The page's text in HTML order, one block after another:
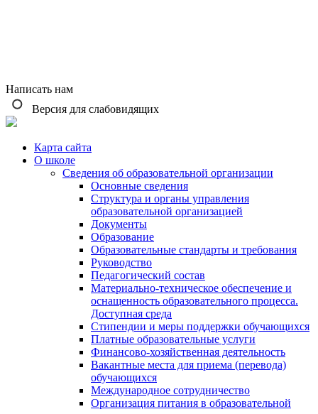
Написать нам
Версия для слабовидящих
Карта сайта
О школе
Сведения об образовательной организации
Основные сведения
Структура и органы управления
образовательной организацией
Документы
Образование
Образовательные стандарты и требования
Руководство
Педагогический состав
Материально-техническое обеспечение и
оснащенность образовательного процесса.
Доступная среда
Стипендии и меры поддержки обучающихся
Платные образовательные услуги
Финансово-хозяйственная деятельность
Вакантные места для приема (перевода)
обучающихся
Международное сотрудничество
Организация питания в образовательной